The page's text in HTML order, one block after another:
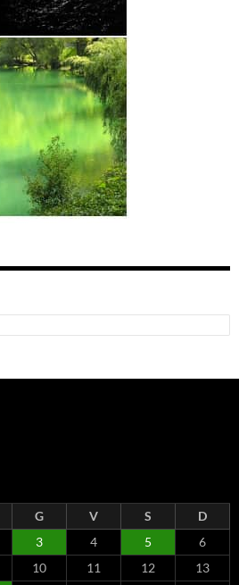
G V S
D
3 4 5
6
10 11 12
13